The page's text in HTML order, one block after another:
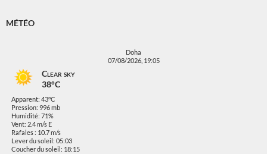
MÉTÉO
Doha
07/08/2026, 19:05
Clear sky
38°C
Apparent: 43°C
Pression: 996 mb
Humidité: 71%
Vent: 2.4 m/s E
Rafales : 10.7 m/s
Lever du soleil: 05:03
Coucher du soleil: 18:15